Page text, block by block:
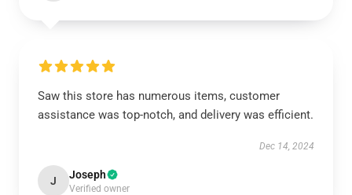
Saw this store has numerous items, customer
assistance was top-notch, and delivery was efficient.
Dec 14, 2024
J Joseph
Verified owner